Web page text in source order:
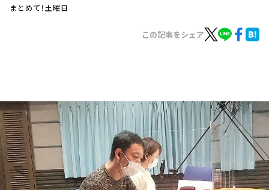
お知らせ
イベント・グッズ
YouTube
会社情報
まとめて！土曜日
この記事をシェア